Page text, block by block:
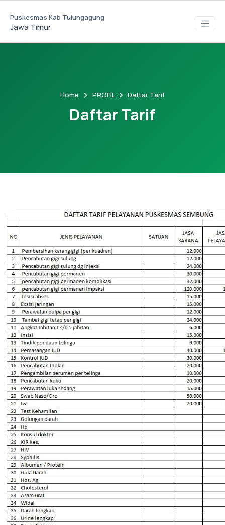
Puskesmas Kab Tulungagung
Jawa Timur
Home PROFIL Daftar Tarif
Daftar Tarif